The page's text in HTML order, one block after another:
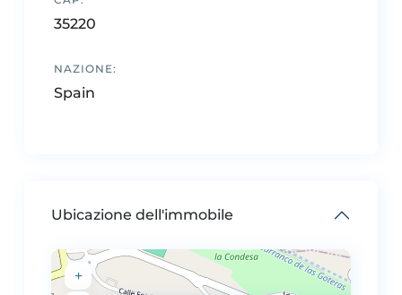
35220
NAZIONE:
Spain
Ubicazione dell'immobile